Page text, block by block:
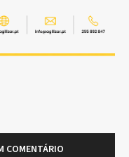
COMENTÁRIO